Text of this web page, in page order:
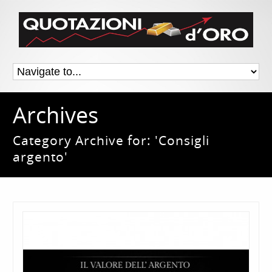
Archives
Category Archive for: 'Consigli
argento'